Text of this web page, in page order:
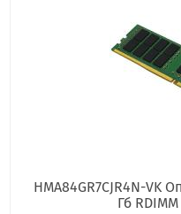
HMA84GR7CJR4N-VK
Гб